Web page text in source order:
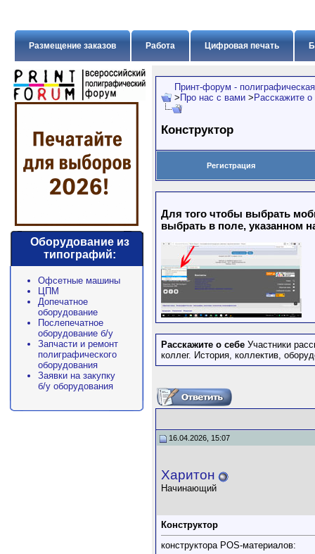
Цифровая печать
Работа
Размещение заказов
Оборудование из
типографий:
Офсетные машины
ЦПМ
Допечатное
оборудование
Послепечатное
оборудование б/у
Запчасти и ремонт
полиграфического
оборудования
Заявки на закупку
б/у оборудования
Принт-форум -
> Про нас с вами > Расскажите о
Конструктор
Регистрация
Для того чтобы выбрать
выбрать в поле, указанном
Расскажите о себе Участники
коллег. История, коллектив,
16.04.2026, 15:07
Харитон
Начинающий
Конструктор
конструктора POS-материалов: